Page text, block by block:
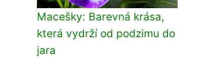
Macešky: Barevná krása,
která vydrží od podzimu do
jara